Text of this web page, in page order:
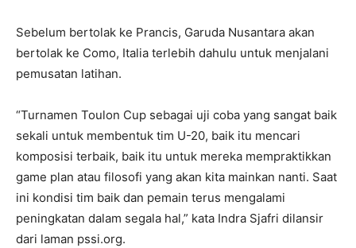
Sebelum bertolak ke Prancis, Garuda Nusantara akan
bertolak ke Como, Italia terlebih dahulu untuk menjalani
pemusatan latihan.
“Turnamen Toulon Cup sebagai uji coba yang sangat baik
sekali untuk membentuk tim U-20, baik itu mencari
komposisi terbaik, baik itu untuk mereka mempraktikkan
game plan atau filosofi yang akan kita mainkan nanti. Saat
ini kondisi tim baik dan pemain terus mengalami
peningkatan dalam segala hal,” kata Indra Sjafri dilansir
dari laman pssi.org.